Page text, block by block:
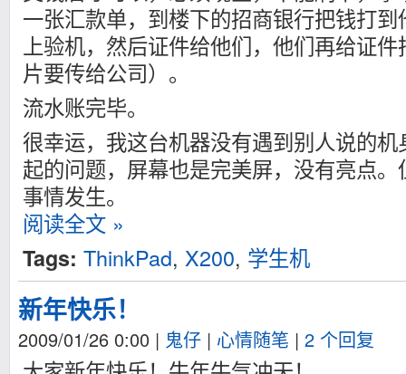
一张汇款单，到楼下的招商银行把钱打
上验机，然后证件给他们，他们再给证
片要传给公司）。
流水账完毕。
很幸运，我这台机器没有遇到别人说的
起的问题，屏幕也是完美屏，没有亮点
事情发生。
阅读全文 »
Tags: ThinkPad, X200, 学生机
新年快乐！
2009/01/26 0:00 | 鬼仔 | 心情随笔 | 2 个回复